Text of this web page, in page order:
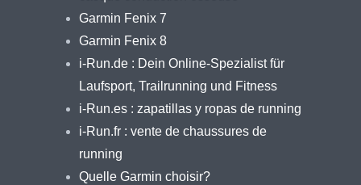
Garmin Fenix 7
Garmin Fenix 8
i-Run.de : Dein Online-Spezialist für
Laufsport, Trailrunning und Fitness
i-Run.es : zapatillas y ropas de running
i-Run.fr : vente de chaussures de
running
Quelle Garmin choisir?